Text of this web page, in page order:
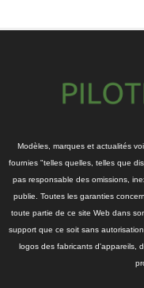
Modèles, marques et actualités
fournies "telles quelles, telles que
pas responsable des omissions,
publie. Toutes les garanties
toute partie de ce site Web dans
support que ce soit sans
logos des fabricants d'appareils,